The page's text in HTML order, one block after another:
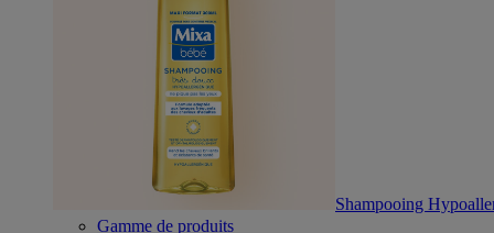
Shampooing
Gamme de produits